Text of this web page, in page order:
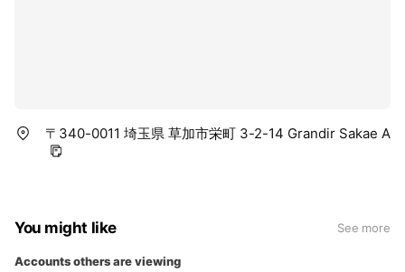
〒340-0011 埼玉県 草加市栄町 3-2-14 Grandir Sakae A
You might like See more
Accounts others are viewing